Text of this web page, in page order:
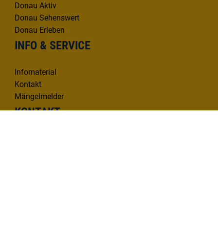
Donau Aktiv
Donau Sehenswert
Donau Erleben
INFO & SERVICE
Infomaterial
Kontakt
Mängelmelder
KONTAKT